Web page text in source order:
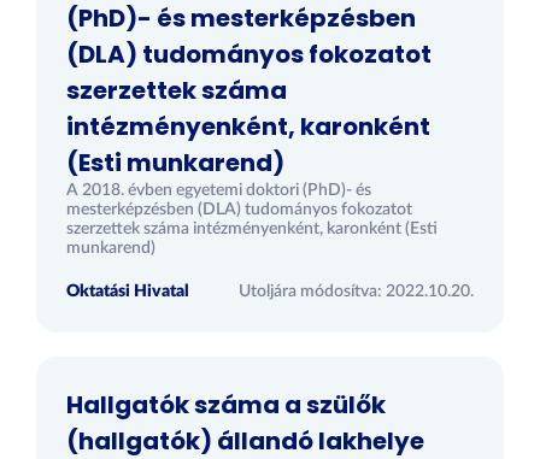
(PhD)- és mesterképzésben
(DLA) tudományos fokozatot
szerzettek száma
intézményenként, karonként
(Esti munkarend)
A 2018. évben egyetemi doktori (PhD)- és
mesterképzésben (DLA) tudományos fokozatot
szerzettek száma intézményenként, karonként (Esti
munkarend)
Oktatási Hivatal Utoljára módosítva: 2022.10.20.
Hallgatók száma a szülők
(hallgatók) állandó lakhelye